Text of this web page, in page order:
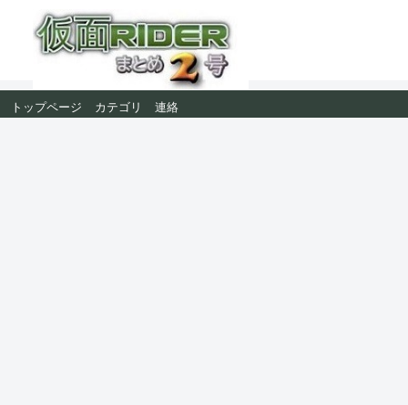
トップページ カテゴリ 連絡